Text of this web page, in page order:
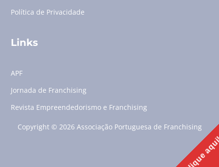
Política de Privacidade
Links
APF
Jornada de Franchising
Revista Empreendedorismo e Franchising
Copyright © 2026 Associação Portuguesa de Franchising
Clique